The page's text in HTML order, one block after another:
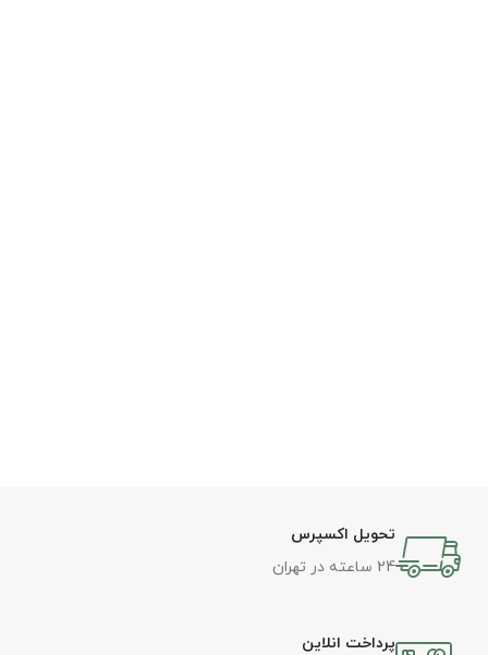
تحویل اکسپرس
24 ساعته در تهران
پرداخت انلاین